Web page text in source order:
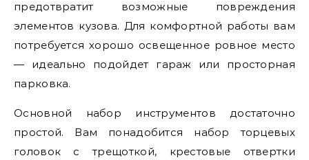
предотвратит возможные повреждения
элементов кузова. Для комфортной работы вам
потребуется хорошо освещенное ровное место
— идеально подойдет гараж или просторная
парковка.
Основной набор инструментов достаточно
простой. Вам понадобится набор торцевых
головок с трещоткой, крестовые отвертки